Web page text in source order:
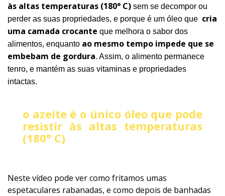
às altas temperaturas (180° C) sem se decompor ou
perder as suas propriedades, e porque é um óleo que cria
uma camada crocante que melhora o sabor dos
alimentos, enquanto ao mesmo tempo impede que se
embebam de gordura. Assim, o alimento permanece
tenro, e mantém as suas vitaminas e propriedades
intactas.
o azeite é o único óleo que pode
resistir às altas temperaturas
(180° C)
Neste vídeo pode ver como fritamos umas
espetaculares rabanadas, e como depois de banhadas